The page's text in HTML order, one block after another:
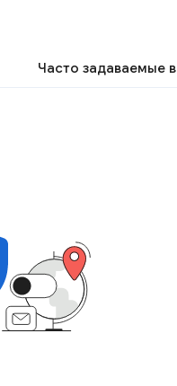
Часто задаваемые